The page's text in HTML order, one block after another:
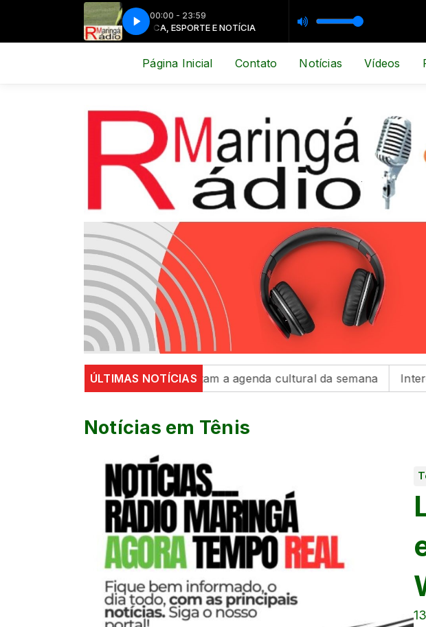
00:00 - 23:59
MÚSICA, ESPORTE E NOTÍCIA MÚSICA, ESPORTE E NOTÍCIA
Página Inicial Contato Notícias Vídeos
ÚLTIMAS NOTÍCIAS
e exposições movimentam a agenda cultural da semana Intercambistas
Notícias em Tênis